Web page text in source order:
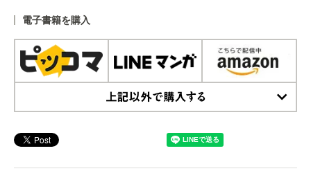
電子書籍を購入